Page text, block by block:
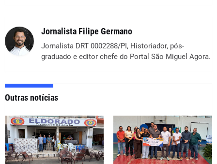
Jornalista Filipe Germano
Jornalista DRT 0002288/PI, Historiador, pós-
graduado e editor chefe do Portal São Miguel Agora.
Outras notícias